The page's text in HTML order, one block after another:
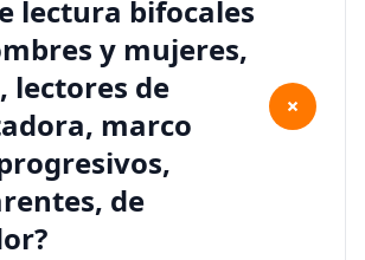
lectura bifocales
y mujeres,
lectores de
marco
de
+